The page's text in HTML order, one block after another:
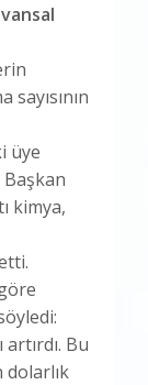
sayısının
üye
Başkan
kimya,
Bu
dolarlık